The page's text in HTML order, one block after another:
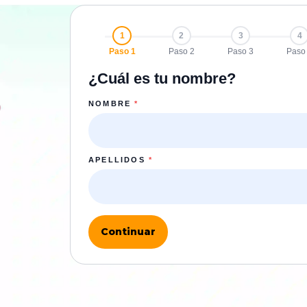
1
Paso 1
2
Paso 2
3
Paso 3
4
¿Cuál es tu nombre?
NOMBRE*
APELLIDOS *
Continuar